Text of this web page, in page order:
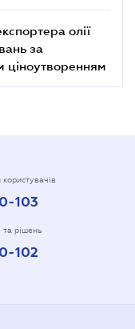
олії
за
ціноутворенням
103
та рішень
102